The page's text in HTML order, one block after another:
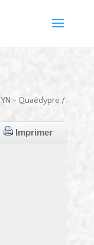
- Quaëdypre /
Imprimer